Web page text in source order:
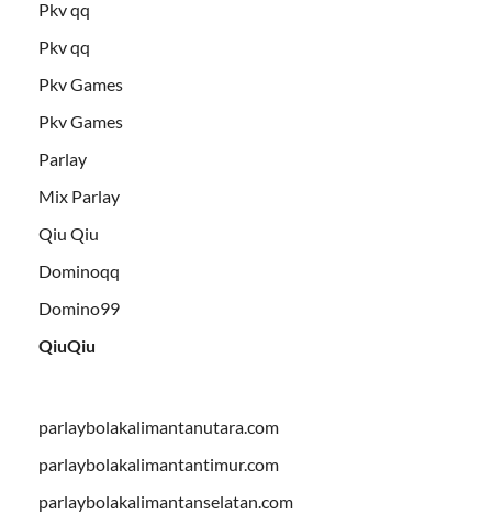
Pkv qq
Pkv qq
Pkv Games
Pkv Games
Parlay
Mix Parlay
Qiu Qiu
Dominoqq
Domino99
QiuQiu
parlaybolakalimantanutara.com
parlaybolakalimantantimur.com
parlaybolakalimantanselatan.com